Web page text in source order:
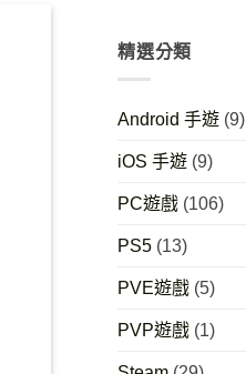
精選分類
Android 手遊 (9)
iOS 手遊 (9)
PC遊戲 (106)
PS5 (13)
PVE遊戲 (5)
PVP遊戲 (1)